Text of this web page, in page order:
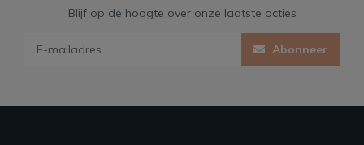
Blijf op de hoogte over onze laatste acties
Abonneer